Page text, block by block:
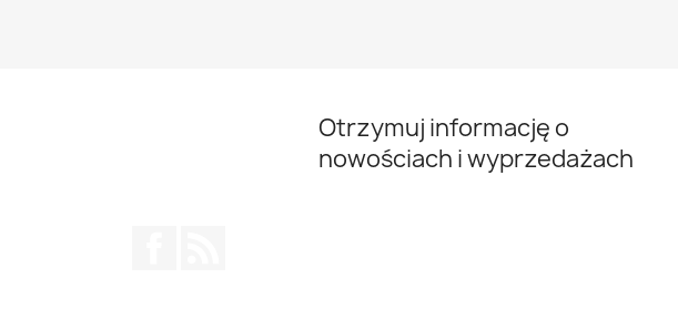
Otrzymuj informację o
nowościach i wyprzedażach